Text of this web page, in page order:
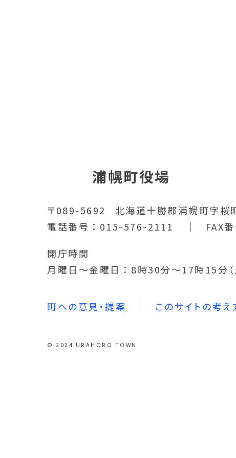
浦幌町役場
〒089-5692
北海道十勝郡浦幌町字桜
電話番号
015-576-2111 FAX
開庁時間
月曜日～金曜日
8時30分～17時15分（
町への意見・提案 このサイトの考え
© 2024 URAHORO TOWN